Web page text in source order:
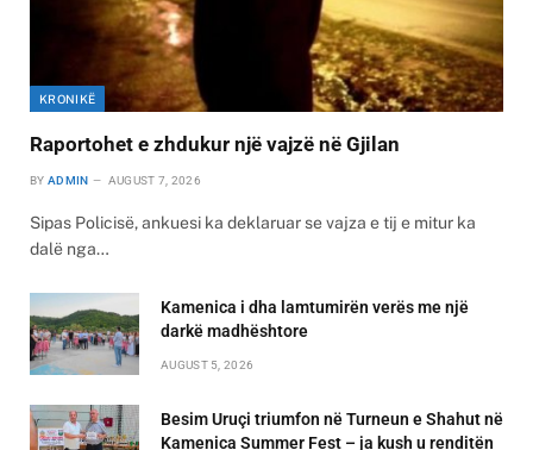
KRONIKË
Raportohet e zhdukur një vajzë në Gjilan
BY ADMIN AUGUST 7, 2026
Sipas Policisë, ankuesi ka deklaruar se vajza e tij e mitur ka
dalë nga…
Kamenica i dha lamtumirën verës me një
darkë madhështore
AUGUST 5, 2026
Besim Uruçi triumfon në Turneun e Shahut në
Kamenica Summer Fest – ja kush u renditën